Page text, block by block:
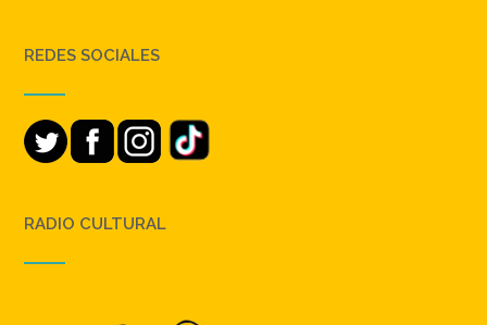
REDES SOCIALES
RADIO CULTURAL